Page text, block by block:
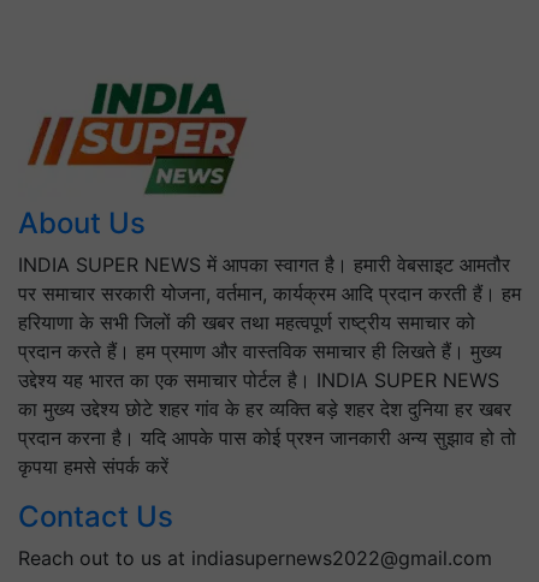
About Us
INDIA SUPER NEWS में आपका स्वागत है। हमारी वेबसाइट आमतौर
पर समाचार सरकारी योजना, वर्तमान, कार्यक्रम आदि प्रदान करती हैं। हम
हरियाणा के सभी जिलों की खबर तथा महत्वपूर्ण राष्ट्रीय समाचार को
प्रदान करते हैं। हम प्रमाण और वास्तविक समाचार ही लिखते हैं। मुख्य
उद्देश्य यह भारत का एक समाचार पोर्टल है। INDIA SUPER NEWS
का मुख्य उद्देश्य छोटे शहर गांव के हर व्यक्ति बड़े शहर देश दुनिया हर खबर
प्रदान करना है। यदि आपके पास कोई प्रश्न जानकारी अन्य सुझाव हो तो
कृपया हमसे संपर्क करें
Contact Us
Reach out to us at indiasupernews2022@gmail.com